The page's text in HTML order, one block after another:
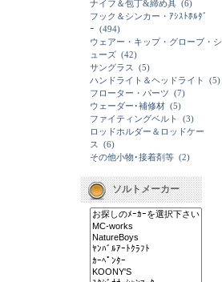
ナイフ＆包丁&締め具 (6)
フック＆シンカー・ｱｼｽﾄﾎﾙﾀﾞ
ｰ (494)
ウェアー・キップ・グローブ・シ
ューズ (42)
サングラス
(5)
ハンドライト＆ヘッドライト
(5)
フローター・パーツ (7)
ウェーダー･補修材 (5)
ファイティングベルト
(3)
ロッドホルダー＆ロッドケー
ス
(6)
その他小物･接着剤等 (2)
ソルトメーカー